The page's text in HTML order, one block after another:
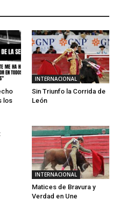
los
INTERNACIONAL
Sin Triunfo la Corrida de
León
INTERNACIONAL
Matices de Bravura y
Verdad en Une